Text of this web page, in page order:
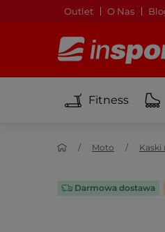
Outlet O Nas
Fitness
Moto
Darmowa dostawa